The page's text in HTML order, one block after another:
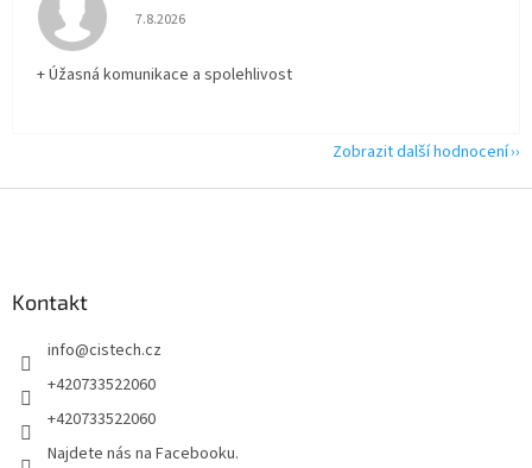
Hodnocení obchodu je 5 z 5 hvězdiček.
7.8.2026
+ Úžasná komunikace a spolehlivost
Zobrazit další hodnocení
Kontakt
info@cistech.cz
+420733522060
+420733522060
Najdete nás na Facebooku.